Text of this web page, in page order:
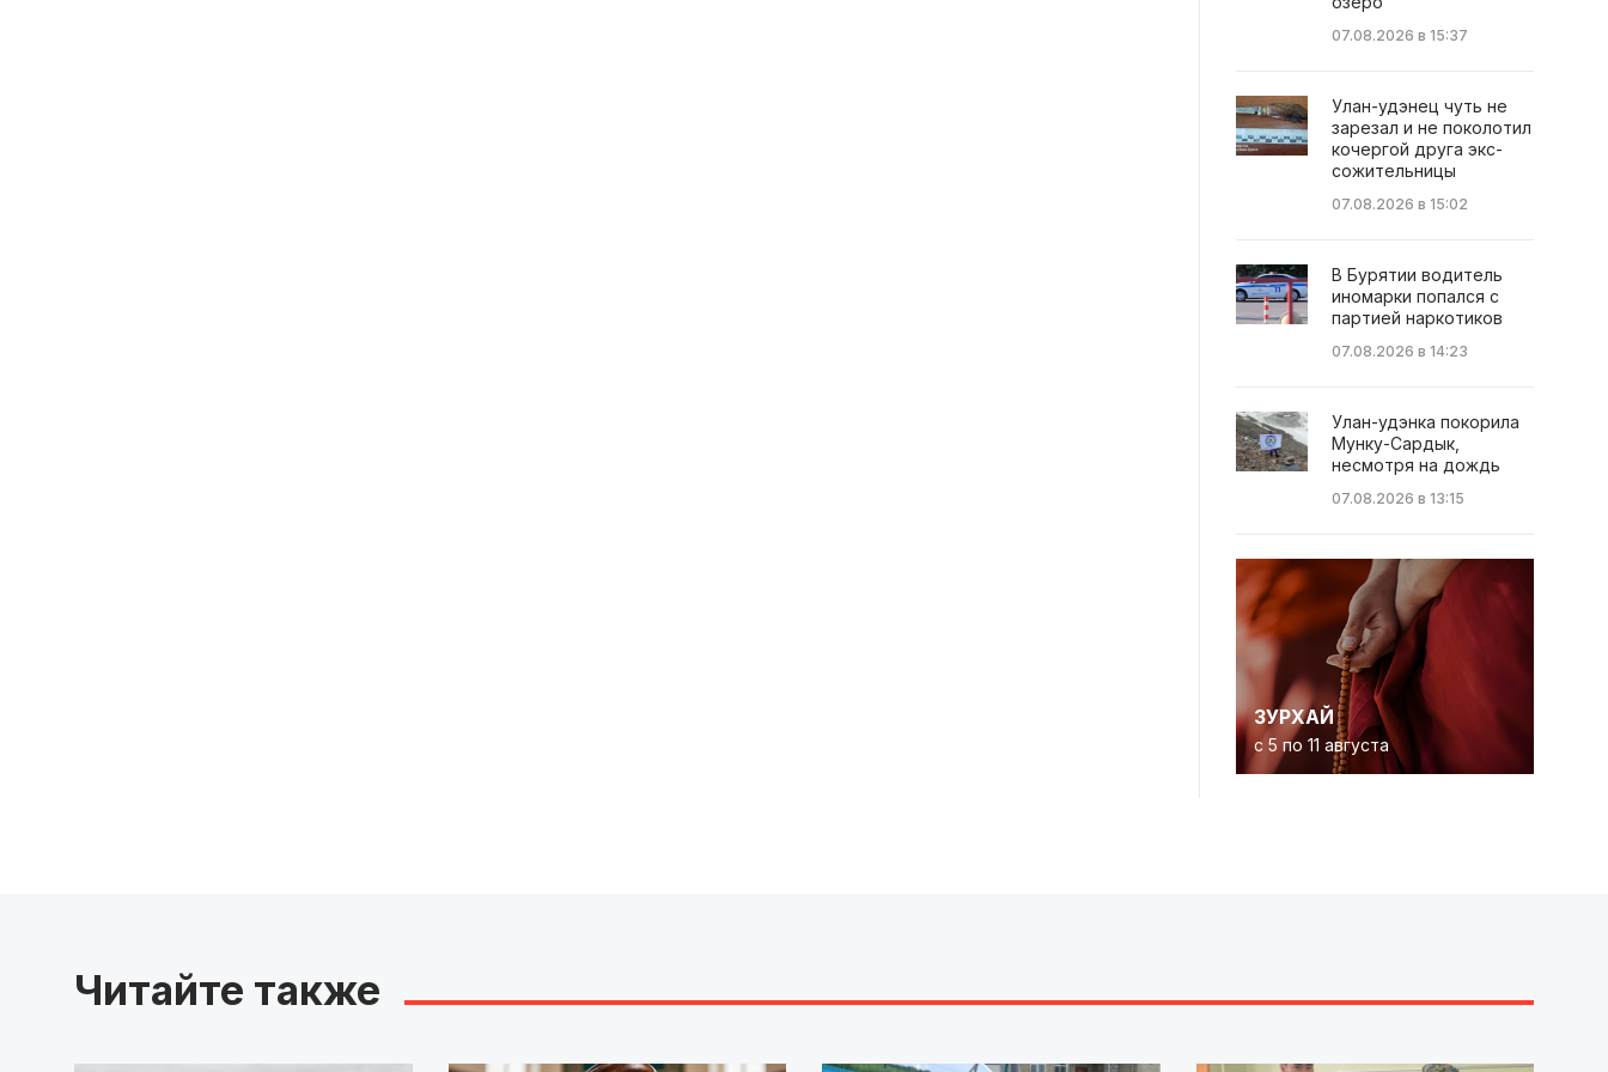
07.08.2026 в 15:37
Улан-удэнец чуть не
зарезал и не поколотил
кочергой друга экс-
сожительницы
07.08.2026 в 15:02
В Бурятии водитель
иномарки попался с
партией наркотиков
07.08.2026 в 14:23
Улан-удэнка покорила
Мунку-Сардык,
несмотря на дождь
07.08.2026 в 13:15
ЗУРХАЙ
с 5 по 11 августа
Читайте также